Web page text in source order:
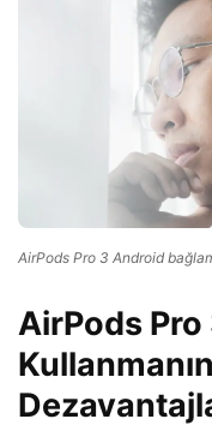
AirPods Pro 3 Android
AirPods